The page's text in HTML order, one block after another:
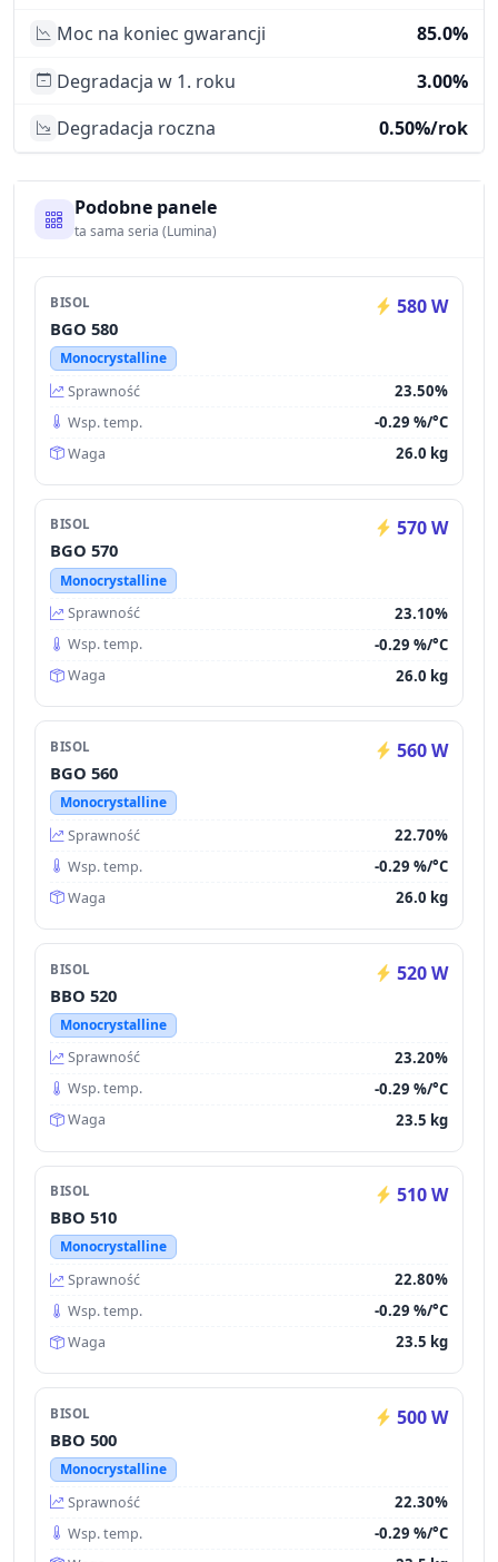
Moc na koniec gwarancji
85.0%
Degradacja w 1. roku
3.00%
Degradacja roczna
0.50%/rok
Podobne panele
ta sama seria (Lumina)
BISOL 580 W
BGO 580
Monocrystalline
Sprawność
23.50%
Wsp. temp. -0.29 %/°C
Waga 26.0 kg
BISOL 570 W
BGO 570
Monocrystalline
Sprawność
23.10%
Wsp. temp. -0.29 %/°C
Waga 26.0 kg
BISOL 560 W
BGO 560
Monocrystalline
Sprawność
22.70%
Wsp. temp. -0.29 %/°C
Waga 26.0 kg
BISOL 520 W
BBO 520
Monocrystalline
Sprawność
23.20%
Wsp. temp. -0.29 %/°C
Waga 23.5 kg
BISOL 510 W
BBO 510
Monocrystalline
Sprawność
22.80%
Wsp. temp. -0.29 %/°C
Waga 23.5 kg
BISOL 500 W
BBO 500
Monocrystalline
Sprawność
22.30%
Wsp. temp. -0.29 %/°C